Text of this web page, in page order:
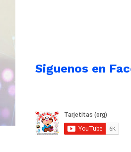
Siguenos en